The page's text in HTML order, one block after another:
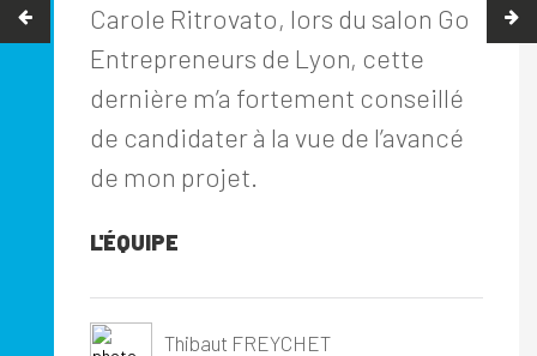
Carole Ritrovato, lors du salon Go
Entrepreneurs de Lyon, cette
dernière m’a fortement conseillé
de candidater à la vue de l’avancé
de mon projet.
L'ÉQUIPE
Thibaut FREYCHET